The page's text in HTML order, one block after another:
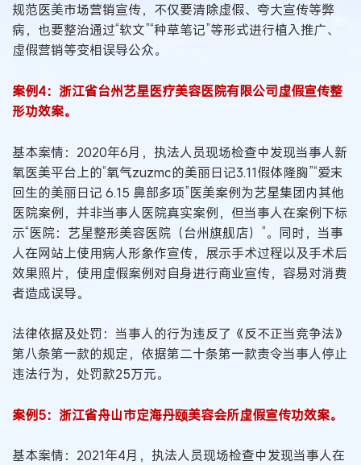
规范医美市场营销宣传，不仅要清除虚假、夸大宣传等弊
病，也要整治通过“软文”“种草笔记”等形式进行植入推广、
虚假营销等变相误导公众。
案例4：浙江省台州艺星医疗美容医院有限公司虚假宣传整
形功效案。
基本案情：2020年6月，执法人员现场检查中发现当事人新
氧医美平台上的“氧气zuzmc的美丽日记3.11假体隆胸”“爱末
回生的美丽日记 6.15 鼻部多项”医美案例为艺星集团内其他
医院案例，并非当事人医院真实案例，但当事人在案例下标
示“医院：艺星整形美容医院（台州旗舰店）”。同时，当事
人在网站上使用病人形象作宣传，展示手术过程以及手术后
效果照片，使用虚假案例对自身进行商业宣传，容易对消费
者造成误导。
法律依据及处罚：当事人的行为违反了《反不正当竞争法》
第八条第一款的规定，依据第二十条第一款责令当事人停止
违法行为，处罚款25万元。
案例5：浙江省舟山市定海丹颐美容会所虚假宣传功效案。
基本案情：2021年4月，执法人员现场检查中发现当事人在